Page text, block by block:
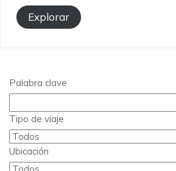
Explorar
Palabra clave
Tipo de viaje
Ubicación